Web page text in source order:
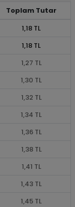
Toplam Tutar
1,18 TL
1,18 TL
1,27 TL
1,30 TL
1,32 TL
1,34 TL
1,36 TL
1,38 TL
1,41 TL
1,43 TL
1,45 TL